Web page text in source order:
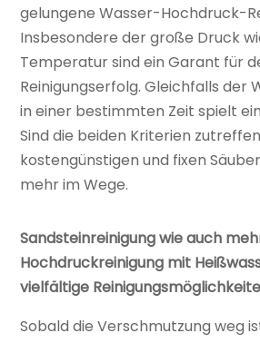
gelungene Wasser-Hochdruck-
Insbesondere der große Druck
Temperatur sind ein Garant für
Reinigungserfolg. Gleichfalls der
in einer bestimmten Zeit spielt
Sind die beiden Kriterien
kostengünstigen und fixen
mehr im Wege.
Sandsteinreinigung wie auch
Hochdruckreinigung mit
vielfältige
Sobald die Verschmutzung weg